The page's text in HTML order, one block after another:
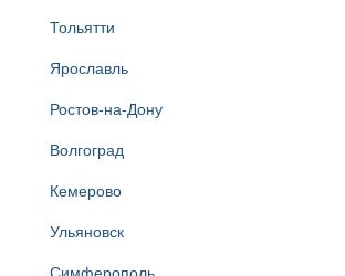
Тольятти
Ярославль
Ростов-на-Дону
Волгоград
Кемерово
Ульяновск